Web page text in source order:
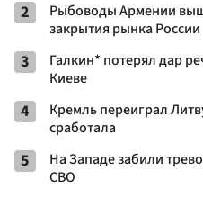
2
Рыбоводы Армении
закрытия рынка России
3
Галкин* потерял дар
Киеве
4
Кремль переиграл
сработала
5
На Западе забили
СВО